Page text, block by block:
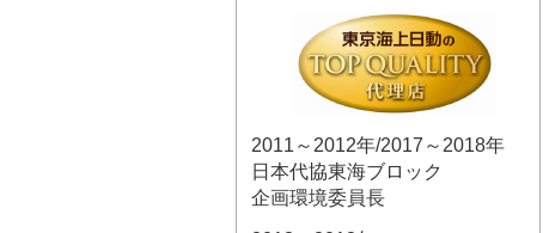
2011～2012年/2017～2018年
日本代協東海ブロック
企画環境委員長